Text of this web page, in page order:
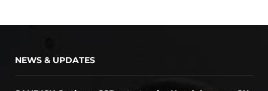
NEWS & UPDATES